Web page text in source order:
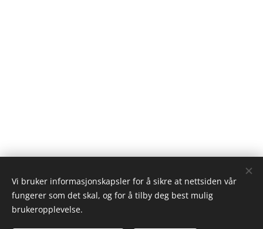
Vi bruker informasjonskapsler for å sikre at nettsiden vår
fungerer som det skal, og for å tilby deg best mulig
brukeropplevelse.